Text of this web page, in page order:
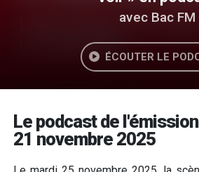
avec Bac FM
ÉCOUTER LE
Le podcast de
21 novembre 2025